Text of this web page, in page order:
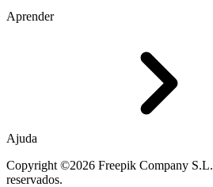
Aprender
Ajuda
Copyright ©2026 Freepik Company
reservados.